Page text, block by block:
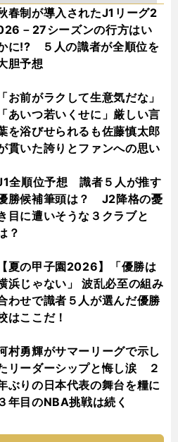
春制が導入されたJ1リーグ2
－27シーズンの行方はい
に!? ５人の識者が全順位を
胆予想
「お前がラクして生意気だな」
「あいつ若いくせに」厳しい言
を浴びせられるも佐藤慎太郎
貫いた誇りとファンへの思い
全順位予想 識者５人が推す
勝候補筆頭は？ J2降格の憂
目に遭いそうな３クラブと
？
【夏の甲子園2026】「優勝は
浜じゃない」 波乱必至の組み
わせで識者５人が選んだ優勝
はここだ！
村勇輝がサマーリーグで示し
リーダーシップと悔し涙 ２
ぶりの日本代表の舞台を糧に
３年目のNBA挑戦は続く